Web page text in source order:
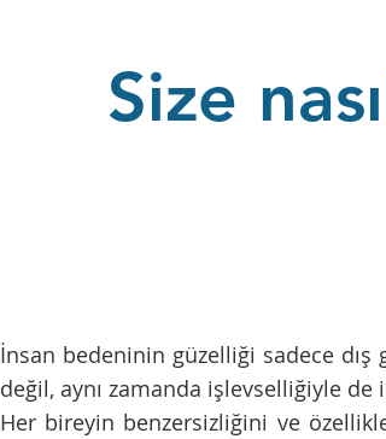
Size
İnsan bedeninin güzelliği sadece dış
değil, aynı zamanda işlevselliğiyle de
Her bireyin benzersizliğini ve